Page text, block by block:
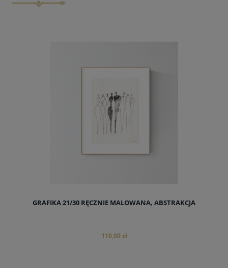
GRAFIKA 21/30 RĘCZNIE MALOWANA, ABSTRAKCJA
110,00 zł